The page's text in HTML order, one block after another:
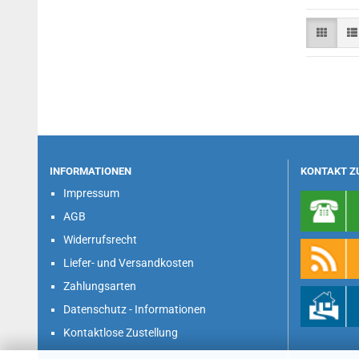
INFORMATIONEN
Impressum
AGB
Widerrufsrecht
Liefer- und Versandkosten
Zahlungsarten
Datenschutz - Informationen
Kontaktlose Zustellung
KONTAKT